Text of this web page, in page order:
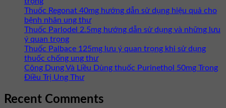
Thuốc Regonat 40mg hướng dẫn sử dụng hiệu quả cho
bệnh nhân ung thư
Thuốc Parlodel 2.5mg hướng dẫn sử dụng và những lưu
ý quan trọng
Thuốc Palbace 125mg lưu ý quan trọng khi sử dụng
thuốc chống ung thư
Công Dụng Và Liều Dùng thuốc Purinethol 50mg Trong
Điều Trị Ung Thư
Recent Comments